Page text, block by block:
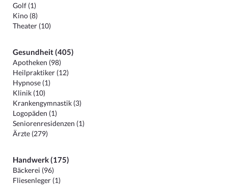
Golf (1)
Kino (8)
Theater (10)
Gesundheit (405)
Apotheken (98)
Heilpraktiker (12)
Hypnose (1)
Klinik (10)
Krankengymnastik (3)
Logopäden (1)
Seniorenresidenzen (1)
Ärzte (279)
Handwerk (175)
Bäckerei (96)
Fliesenleger (1)